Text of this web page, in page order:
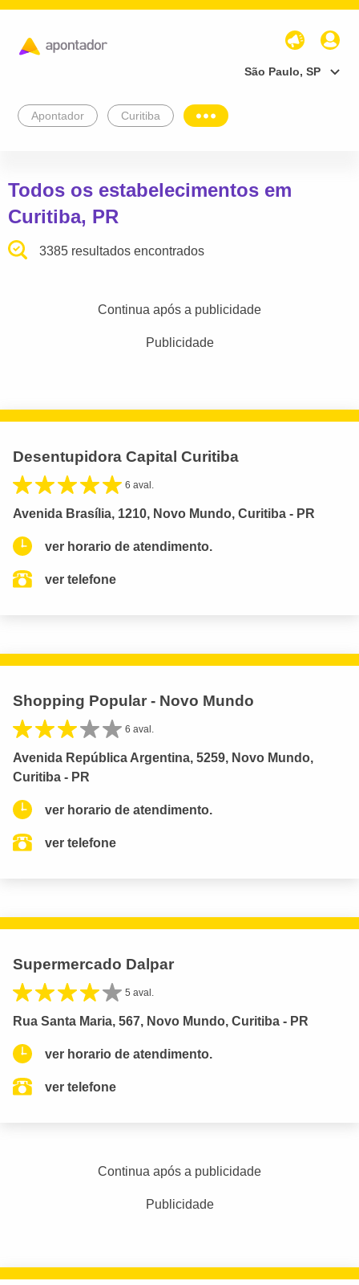
São Paulo, SP
Apontador Curitiba
Todos os estabelecimentos em
Curitiba, PR
3385 resultados encontrados
Continua após a publicidade
Publicidade
Desentupidora Capital Curitiba
6 aval.
Avenida Brasília, 1210, Novo Mundo, Curitiba - PR
ver horario de atendimento.
ver telefone
Shopping Popular - Novo Mundo
6 aval.
Avenida República Argentina, 5259, Novo Mundo,
Curitiba - PR
ver horario de atendimento.
ver telefone
Supermercado Dalpar
5 aval.
Rua Santa Maria, 567, Novo Mundo, Curitiba - PR
ver horario de atendimento.
ver telefone
Continua após a publicidade
Publicidade